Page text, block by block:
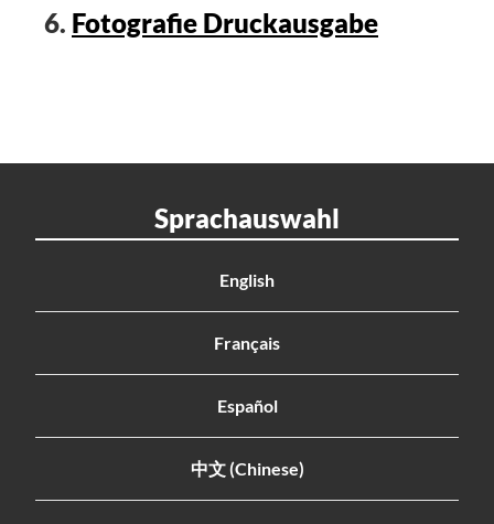
6. Fotografie Druckausgabe
Sprachauswahl
English
Français
Español
中文 (Chinese)